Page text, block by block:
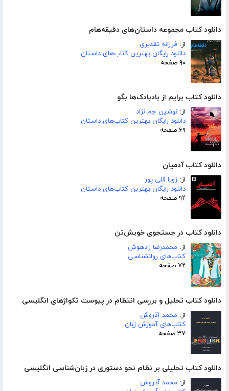
دانلود کتاب مجموعه داستان‌های دقیقه‌هام
از: فرزانه تقدیری
دانلود رایگان بهترین کتاب‌های داستان
۹۰ صفحه
دانلود کتاب برایم از بادبادک‌ها بگو
از: نوشین جم نژاد
دانلود رایگان بهترین کتاب‌های داستان
۶۹ صفحه
دانلود کتاب آدمیان
از: زویا قلی پور
دانلود رایگان بهترین کتاب‌های داستان
۹۲ صفحه
دانلود کتاب در جستجوی خویش‌تن
از: محمدرضا زادهوش
کتاب‌های روانشناسی
۷۲ صفحه
دانلود کتاب تحلیل و بررسی انتظام در پیوست تکواژهای انگلیسی
از: محمد آذروش
کتاب‌های آموزش زبان
۳۷ صفحه
دانلود کتاب تحلیلی بر نظام نحو دستوری در زبان‌شناسی انگلیسی
از: محمد آذروش